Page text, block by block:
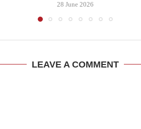
28 June 2026
LEAVE A COMMENT